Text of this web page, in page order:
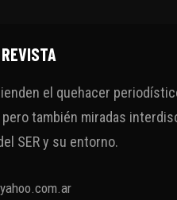
el quehacer
también miradas
SER y su entorno.